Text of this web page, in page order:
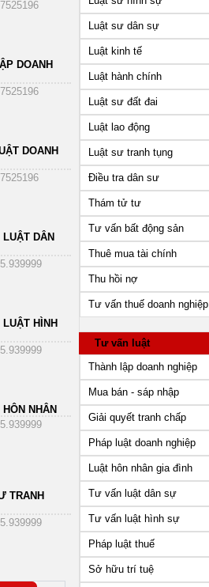
DOANH
DOANH
DÂN
HÌNH
NHÂN
TRANH
Luật sư dân sự
Luật kinh tế
Luật hành chính
Luật sư đất đai
Luật lao động
Luật sư tranh tụng
Điều tra dân sư
Thám tử tư
Tư vấn bất động sản
Thuê mua tài chính
Thu hồi nợ
Tư vấn thuế doanh nghiệp
Tư vấn luật
Thành lập doanh nghiệp
Mua bán - sáp nhập
Giải quyết tranh chấp
Pháp luật doanh nghiệp
Luật hôn nhân gia đình
Tư vấn luật dân sự
Tư vấn luật hình sự
Pháp luật thuế
Sở hữu trí tuệ